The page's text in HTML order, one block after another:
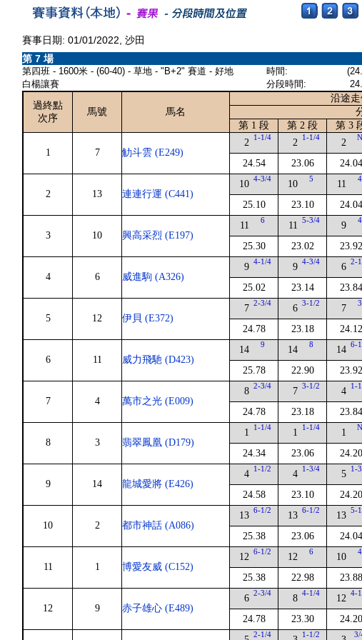
賽事日期: 01/01/2022, 沙田
第 7 場
第四班 - 1600米 - (60-40) - 草地 - "B+2" 賽道 - 好地
白楊讓賽
時間:
分段時間:
過終點
次序
馬號 馬名
沿途
第 1 段
第 2 段 第 3
1 7 觔斗雲 (E249)
2 1-1/4
24.54
2 1-1/4
23.06
2 N
24.04
2 13 連連行運 (C441)
10 4-3/4
25.10
10 5
23.10
11 4
24.04
3 10 興高采烈 (E197)
11 6
25.30
11 5-3/4
23.02
9 4
23.92
4 6 威進駒 (A326)
9 4-1/4
25.02
9 4-3/4
23.14
6 2-
23.84
5 12 伊貝 (E372)
7 2-3/4
24.78
6 3-1/2
23.18
7 3
24.12
6 11 威力飛馳 (D423)
14 9
25.78
14 8
22.90
14 6-
23.92
7 4 萬市之光 (E009)
8 2-3/4
24.78
7 3-1/2
23.18
4 1-
23.84
8 3 翡翠鳳凰 (D179)
1 1-1/4
24.34
1 1-1/4
23.06
1 N
24.20
9 14 龍城愛將 (E426)
4 1-1/2
24.58
4 1-3/4
23.10
5 1-
24.20
10 2 都市神話 (A086)
13 6-1/2
25.38
13 6-1/2
23.06
13 5-
24.04
11 1 博愛友威 (C152)
12 6-1/2
25.38
12 6
22.98
10 4
23.88
12 9 赤子雄心 (E489)
6 2-3/4
24.78
8 4-1/4
23.30
12 4-
24.20
2-1/4 1-1/2 3/